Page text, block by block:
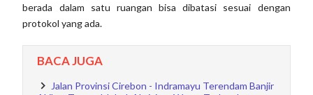
berada dalam satu ruangan bisa dibatasi sesuai dengan
protokol yang ada.
BACA JUGA
Jalan Provinsi Cirebon - Indramayu Terendam Banjir